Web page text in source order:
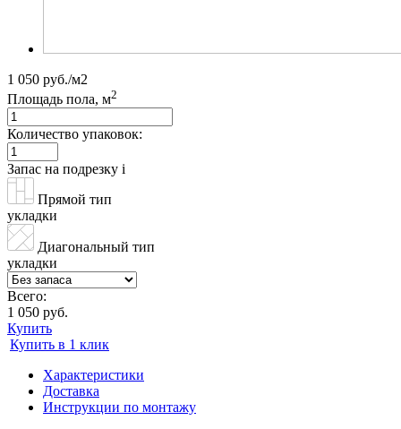
1 050 руб./м2
Площадь пола, м2
Количество упаковок:
Запас на подрезку i
Прямой тип
укладки
Диагональный тип
укладки
Всего:
1 050 руб.
Купить
Купить в 1 клик
Характеристики
Доставка
Инструкции по монтажу